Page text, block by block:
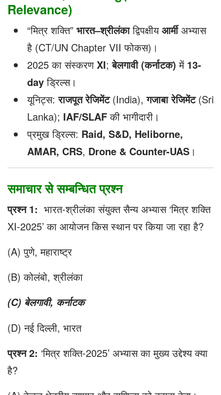
Relevance)
“मित्र शक्ति” भारत–श्रीलंकाद्विपक्षीयआर्मीअभ्यास
है (CT/UN Chapter VII फोकस)।
2025 का संस्करणXI;बेलगावी (कर्नाटक) में 13-
dayड्रिल्स।
यूनिट्स:राजपूत रेजिमेंट(India),गजाबा रेजिमेंट(Sri
Lanka); IAF/SLAFकी भागीदारी।
प्रमुख ड्रिल्स: Raid, S&D, Heliborne,
AMAR, CRS, Drone & Counter-UAS ।
समाचार से सम्बन्धित प्रश्न
प्रश्न 1: भारत-श्रीलंका संयुक्त सैन्य अभ्यास ‘मित्र शक्ति
XI-2025’ का आयोजन किस स्थान पर किया जा रहा है?
(A) पुणे, महाराष्ट्र
(B) कोलंबो, श्रीलंका
(C) बेलगावी, कर्नाटक
(D) नई दिल्ली, भारत
प्रश्न2: ‘मित्र शक्ति-2025’ अभ्यास का मुख्य उद्देश्य क्या
है?